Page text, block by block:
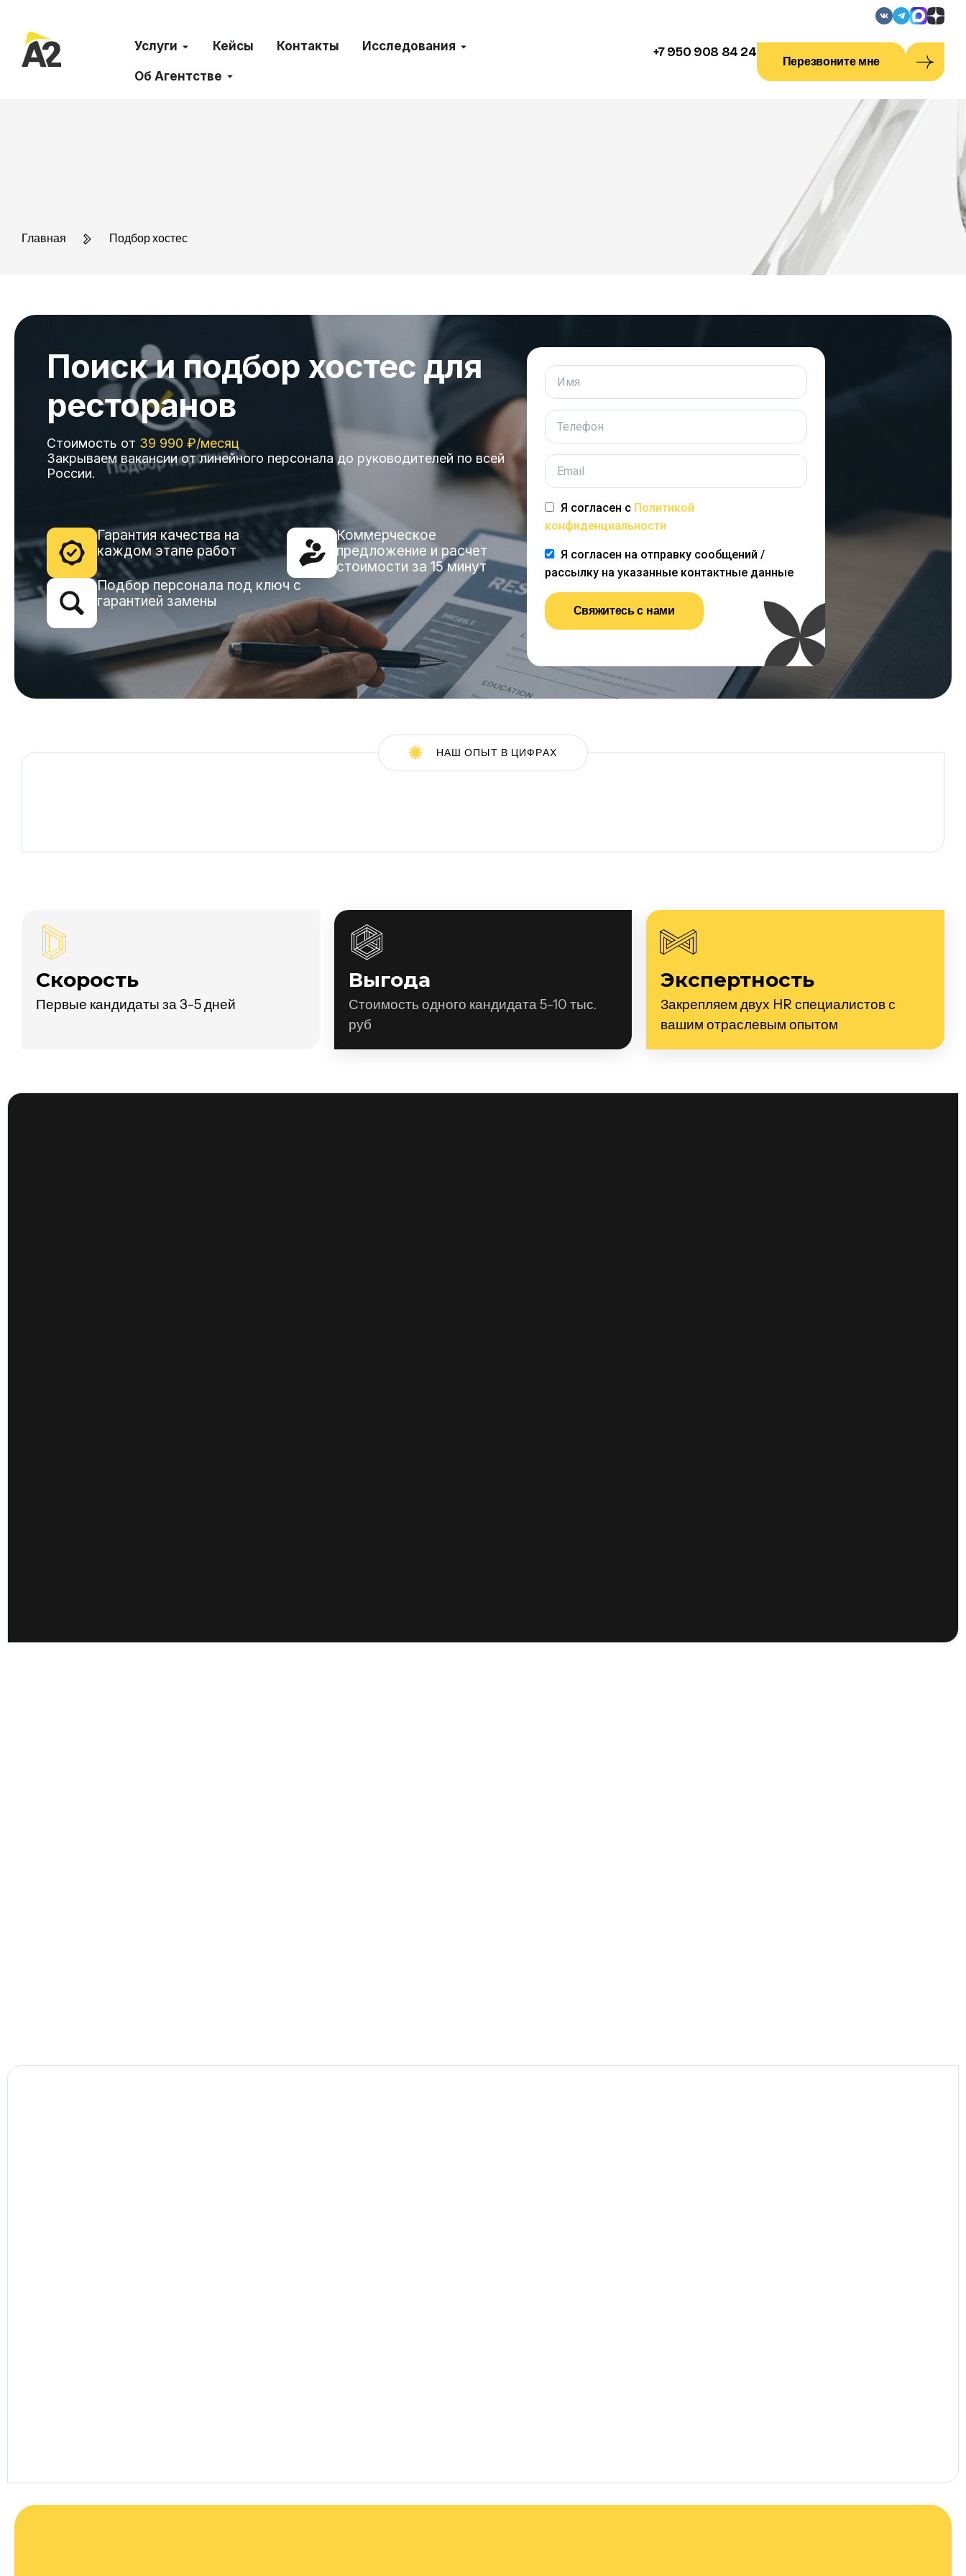
Услуги Кейсы Контакты Исследования
Об Агентстве
+7 950 908 84 24
Перезвоните мне
Главная Подбор хостес
Поиск и подбор хостес для
ресторанов
Стоимость от 39 990 ₽/месяц
Закрываем вакансии от линейного персонала до руководителей по всей
России.
Гарантия качества на
каждом этапе работ
Коммерческое
предложение и расчет
стоимости за 15 минут
Подбор персонала под ключ с
гарантией замены
Я согласен с Политикой
конфиденциальности
Я согласен на отправку сообщений /
рассылку на указанные контактные данные
Свяжитесь с нами
НАШ ОПЫТ В ЦИФРАХ
Скорость
Первые кандидаты за 3-5 дней
Выгода
Стоимость одного кандидата 5-10 тыс.
руб
Экспертность
Закрепляем двух HR специалистов с
вашим отраслевым опытом